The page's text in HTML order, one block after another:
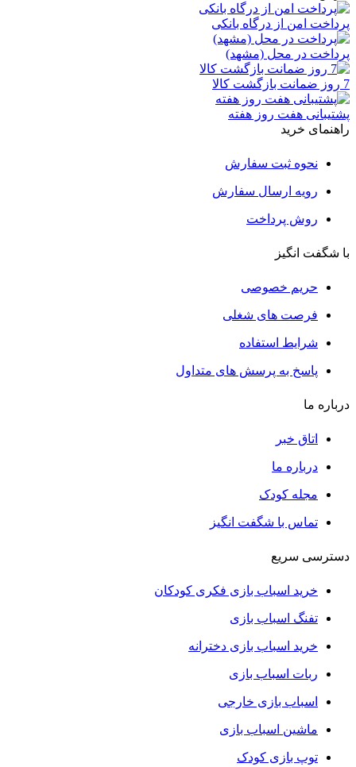
پرداخت امن از درگاه بانکی
پرداخت در محل (مشهد)
7 روز ضمانت بازگشت کالا
پشتیبانی هفت روز هفته
راهنمای خرید
نحوه ثبت سفارش
رویه ارسال سفارش
روش پرداخت
با شگفت انگیز
حریم خصوصی
فرصت های شغلی
شرایط استفاده
پاسخ به پرسش های متداول
درباره ما
اتاق خبر
درباره ما
مجله کودک
تماس با شگفت انگیز
دسترسی سریع
خرید اسباب بازی فکری کودکان
تفنگ اسباب بازی
خرید اسباب بازی دخترانه
ربات اسباب بازی
اسباب بازی خارجی
ماشین اسباب بازی
توپ بازی کودک